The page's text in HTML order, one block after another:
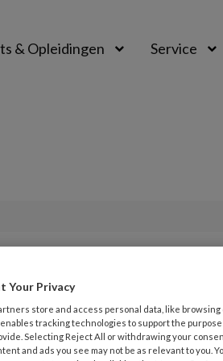
& Opleidingen Service
Opslaan
Your Privacy
store and access personal data, like
tracking technologies to support the
Selecting Reject All or withdrawing your
and ads you see may not be as relevant to you.